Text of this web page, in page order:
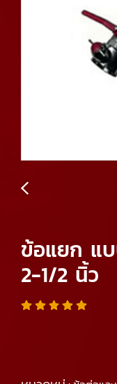
ข้อแยก แ
2-1/2 นิ้ว